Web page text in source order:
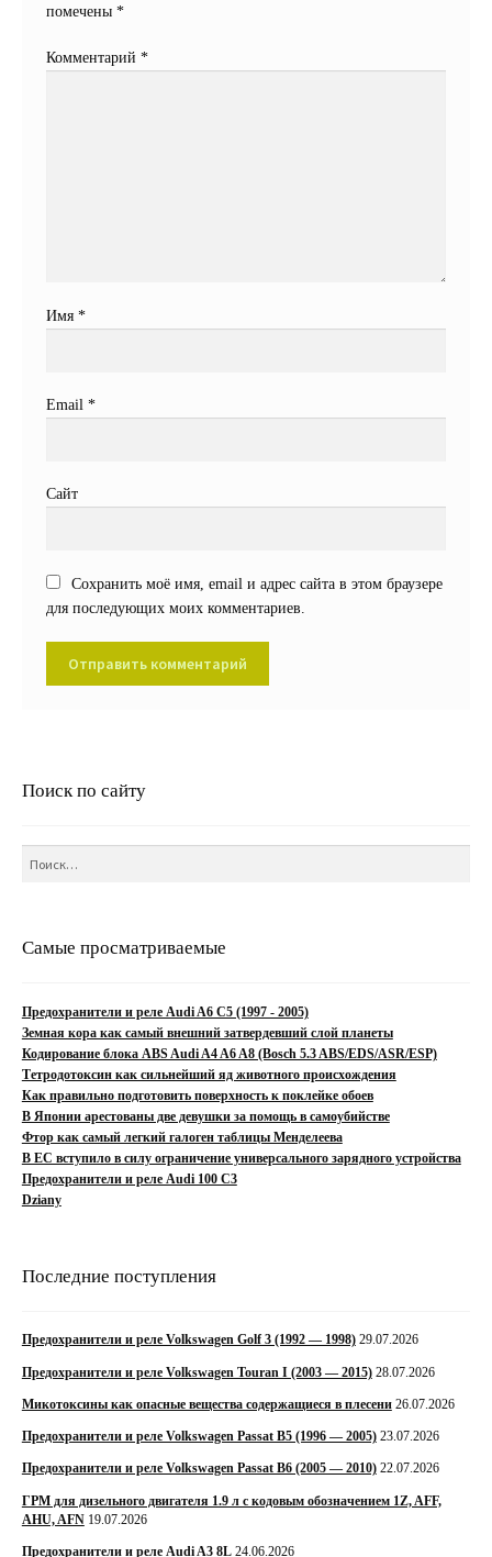
помечены*
Комментарий*
Имя*
Email*
Сайт
Сохранить моё имя, email и адрес сайта в этом браузере
для последующих моих комментариев.
Поиск по сайту
Самые просматриваемые
Предохранители и реле Audi A6 C5 (1997 - 2005)
Земная кора как самый внешний затвердевший слой планеты
Кодирование блока ABS Audi A4 A6 A8 (Bosch 5.3 ABS/EDS/ASR/ESP)
Тетродотоксин как сильнейший яд животного происхождения
Как правильно подготовить поверхность к поклейке обоев
В Японии арестованы две девушки за помощь в самоубийстве
Фтор как самый легкий галоген таблицы Менделеева
В ЕС вступило в силу ограничение универсального зарядного устройства
Предохранители и реле Audi 100 C3
Dziany
Последние поступления
Предохранители и реле Volkswagen Golf 3 (1992 — 1998) 29.07.2026
Предохранители и реле Volkswagen Touran I (2003 — 2015) 28.07.2026
Микотоксины как опасные вещества содержащиеся в плесени 26.07.2026
Предохранители и реле Volkswagen Passat B5 (1996 — 2005) 23.07.2026
Предохранители и реле Volkswagen Passat B6 (2005 — 2010) 22.07.2026
ГРМ для дизельного двигателя 1.9 л с кодовым обозначением 1Z, AFF,
AHU, AFN 19.07.2026
Предохранители и реле Audi A3 8L 24.06.2026